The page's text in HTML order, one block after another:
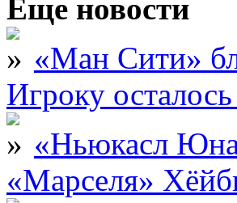
Еще новости
«Ман Сити»
Игроку
«Ньюкасл
«Марселя»